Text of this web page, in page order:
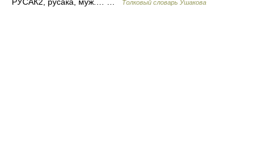
Толковый словарь Ушакова